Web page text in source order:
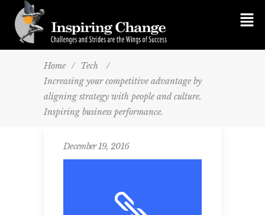
Home / Tech
/
Increasing your competitive advantage by
aligning strategy with people and culture.
Inspiring business performance.
December 19, 2016